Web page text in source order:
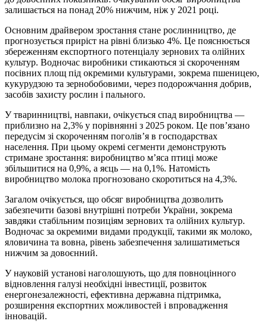
залишається на понад 20% нижчим, ніж у 2021 році.
Основним драйвером зростання стане рослинництво, де
прогнозується приріст на рівні близько 4%. Це пояснюється
збереженням експортного потенціалу зернових та олійних
культур. Водночас виробники стикаються зі скороченням
посівних площ під окремими культурами, зокрема пшеницею,
кукурудзою та зернобобовими, через подорожчання добрив,
засобів захисту рослин і пального.
У тваринництві, навпаки, очікується спад виробництва —
приблизно на 2,3% у порівнянні з 2025 роком. Це пов’язано
передусім зі скороченням поголів’я в господарствах
населення. При цьому окремі сегменти демонструють
стримане зростання: виробництво м’яса птиці може
збільшитися на 0,9%, а яєць — на 0,1%. Натомість
виробництво молока прогнозовано скоротиться на 4,3%.
Загалом очікується, що обсяг виробництва дозволить
забезпечити базові внутрішні потреби України, зокрема
завдяки стабільним позиціям зернових та олійних культур.
Водночас за окремими видами продукції, такими як молоко,
яловичина та вовна, рівень забезпечення залишатиметься
нижчим за довоєнний.
У науковій установі наголошують, що для повноцінного
відновлення галузі необхідні інвестиції, розвиток
енергонезалежності, ефективна державна підтримка,
розширення експортних можливостей і впровадження
інновацій.